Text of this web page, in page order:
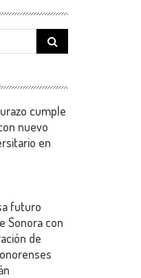
Search
for:
cumple
nuevo
en
futuro
Sonora con
de